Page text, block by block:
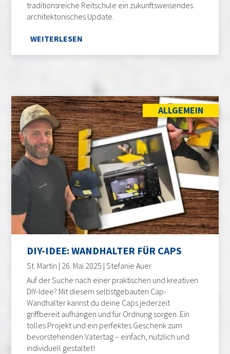
traditionsreiche Reitschule ein zukunftsweisendes
architektonisches Update.
WEITERLESEN
ALLGEMEIN
DIY-IDEE: WANDHALTER FÜR CAPS
St. Martin | 26. Mai 2025 | Stefanie Auer
Auf der Suche nach einer praktischen und kreativen
DIY-Idee? Mit diesem selbstgebauten Cap-
Wandhalter kannst du deine Caps jederzeit
griffbereit aufhängen und für Ordnung sorgen. Ein
tolles Projekt und ein perfektes Geschenk zum
bevorstehenden Vatertag – einfach, nützlich und
individuell gestaltet!